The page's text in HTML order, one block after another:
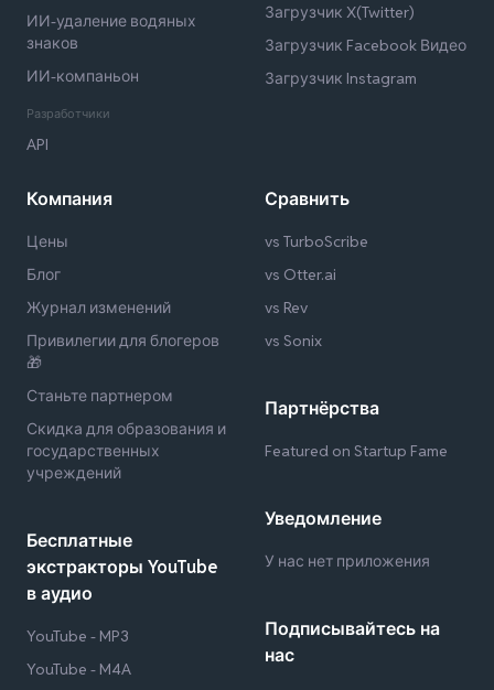
ИИ-удаление водяных
знаков
ИИ-компаньон
Разработчики
API
Загрузчик X(Twitter)
Загрузчик Facebook Видео
Загрузчик Instagram
Компания
Цены
Блог
Журнал изменений
Привилегии для блогеров
🎁
Станьте партнером
Скидка для образования и
государственных
учреждений
Бесплатные
экстракторы YouTube
в аудио
YouTube - MP3
YouTube - M4A
Сравнить
vs TurboScribe
vs Otter.ai
vs Rev
vs Sonix
Партнёрства
Featured on Startup Fame
Уведомление
У нас нет приложения
Подписывайтесь на
нас